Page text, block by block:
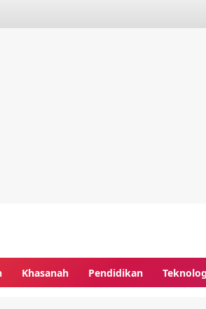
Khasanah Pendidikan